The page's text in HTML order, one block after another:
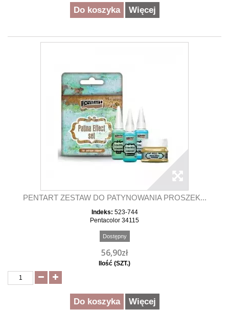
Do koszyka Więcej
PENTART ZESTAW DO PATYNOWANIA PROSZEK...
Indeks: 523-744
Pentacolor 34115
Dostępny
56,90zł
Ilość (SZT.)
Do koszyka Więcej